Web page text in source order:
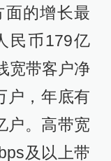
的增长最
民币179亿
宽带客户净
户，年底有
户。高带宽
及以上带